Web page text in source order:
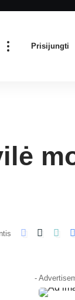
Prisijungti
-